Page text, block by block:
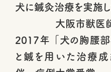
犬に鍼灸治療を実施
大阪市獣医師
2017年 「犬の胸腰
と鍼を用いた治療